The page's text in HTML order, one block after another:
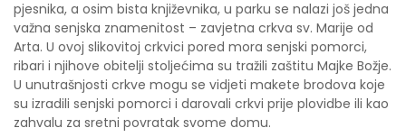
pjesnika, a osim bista književnika, u parku se nalazi još jedna
važna senjska znamenitost – zavjetna crkva sv. Marije od
Arta. U ovoj slikovitoj crkvici pored mora senjski pomorci,
ribari i njihove obitelji stoljećima su tražili zaštitu Majke Božje.
U unutrašnjosti crkve mogu se vidjeti makete brodova koje
su izradili senjski pomorci i darovali crkvi prije plovidbe ili kao
zahvalu za sretni povratak svome domu.